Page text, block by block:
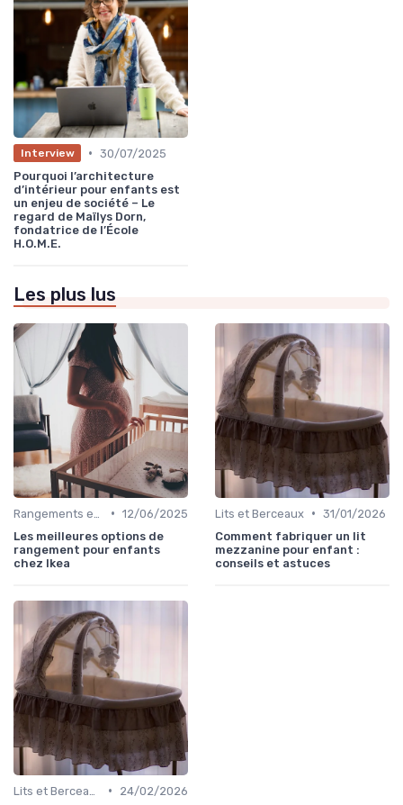
Interview • 30/07/2025
Pourquoi l’architecture
d’intérieur pour enfants est
un enjeu de société – Le
regard de Maïlys Dorn,
fondatrice de l’École
H.O.M.E.
Les plus lus
• 12/06/2025
Les meilleures options de
rangement pour enfants
chez Ikea
Lits et Berceaux • 31/01/2026
Comment fabriquer un lit
mezzanine pour enfant :
conseils et astuces
•
24/02/2026